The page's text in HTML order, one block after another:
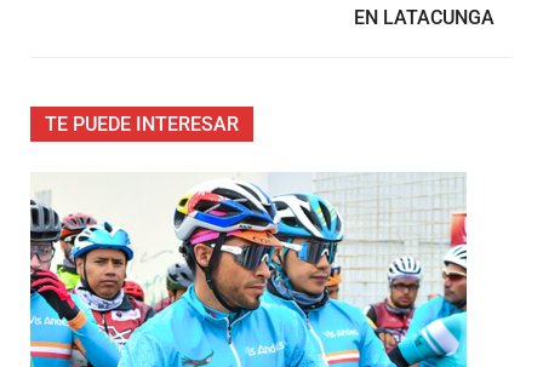
EN LATACUNGA
TE PUEDE INTERESAR